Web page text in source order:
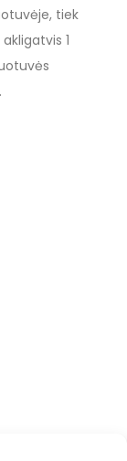
tiek
1